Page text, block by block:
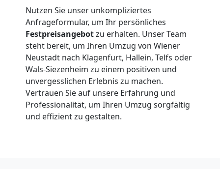
Nutzen Sie unser unkompliziertes
Anfrageformular, um Ihr persönliches
Festpreisangebotzu erhalten. Unser Team
steht bereit, um Ihren Umzug von Wiener
Neustadt nach Klagenfurt, Hallein, Telfs oder
Wals-Siezenheim zu einem positiven und
unvergesslichen Erlebnis zu machen.
Vertrauen Sie auf unsere Erfahrung und
Professionalität, um Ihren Umzug sorgfältig
und effizient zu gestalten.
Wiener
Neustadt
Umzug
Wiener